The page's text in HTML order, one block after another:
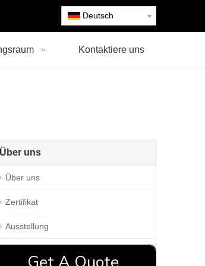
Deutsch
Kontaktiere uns
Über uns
Über uns
Zertifikat
Ausstellung